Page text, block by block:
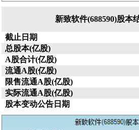
新致软件(688590)股本
截止日期
总股本(亿股)
A股合计(亿股)
流通A股(亿股)
限售流通A股(亿股)
实际流通A股(亿股)
股本变动公告日期